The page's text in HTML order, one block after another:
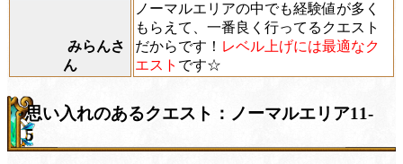
みらんさ
ん
ノーマルエリアの中でも経験値が多く
もらえて、一番良く行ってるクエスト
だからです！ レベル上げには最適なク
エスト です☆
思い入れのあるクエスト：ノーマルエリア11-
5